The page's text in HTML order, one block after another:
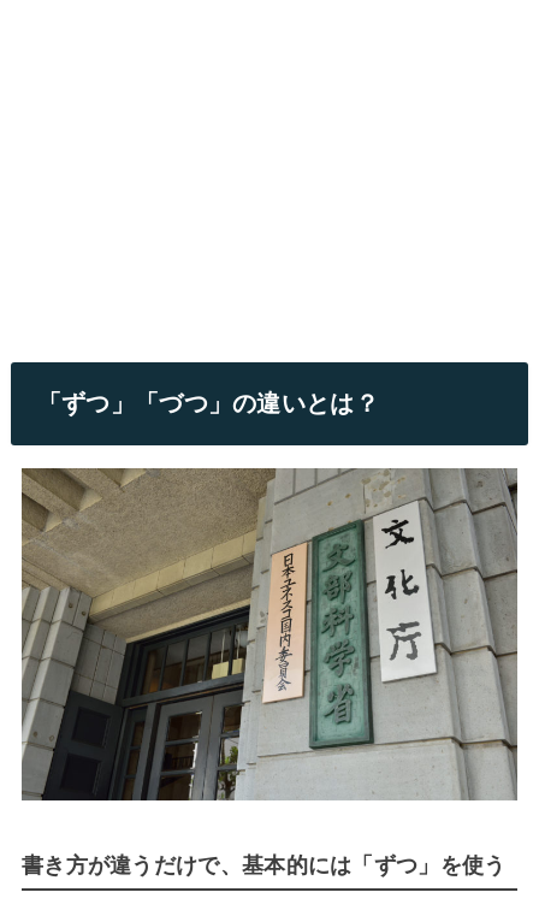
「ずつ」「づつ」の違いとは？
書き方が違うだけで、基本的には「ずつ」を使う